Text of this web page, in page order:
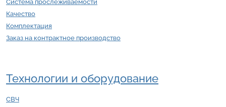
Система прослеживаемости
Качество
Комплектация
Заказ на контрактное производство
Технологии и оборудование
СВЧ